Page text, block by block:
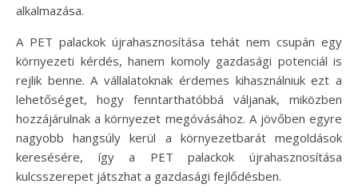
alkalmazása.
A PET palackok újrahasznosítása tehát nem csupán egy
környezeti kérdés, hanem komoly gazdasági potenciál is
rejlik benne. A vállalatoknak érdemes kihasználniuk ezt a
lehetőséget, hogy fenntarthatóbbá váljanak, miközben
hozzájárulnak a környezet megóvásához. A jövőben egyre
nagyobb hangsúly kerül a környezetbarát megoldások
keresésére, így a PET palackok újrahasznosítása
kulcsszerepet játszhat a gazdasági fejlődésben.